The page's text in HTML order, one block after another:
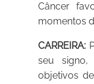
Câncer
momentos
CARREIRA:
seu
objetivos